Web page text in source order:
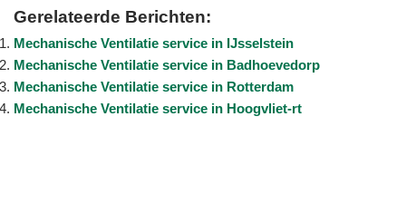
Gerelateerde Berichten:
Mechanische Ventilatie service in IJsselstein
Mechanische Ventilatie service in Badhoevedorp
Mechanische Ventilatie service in Rotterdam
Mechanische Ventilatie service in Hoogvliet-rt